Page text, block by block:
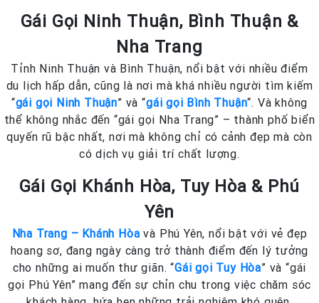
Gái Gọi Ninh Thuận, Bình Thuận &
Nha Trang
Tỉnh Ninh Thuận và Bình Thuận, nổi bật với nhiều điểm
du lịch hấp dẫn, cũng là nơi mà khá nhiều người tìm kiếm
“gái gọi Ninh Thuận” và “gái gọi Bình Thuận“. Và không
thể không nhắc đến “gái gọi Nha Trang” – thành phố biển
quyến rũ bậc nhất, nơi mà không chỉ có cảnh đẹp mà còn
có dịch vụ giải trí chất lượng.
Gái Gọi Khánh Hòa, Tuy Hòa & Phú
Yên
Nha Trang – Khánh Hòa và Phú Yên, nổi bật với vẻ đẹp
hoang sơ, đang ngày càng trở thành điểm đến lý tưởng
cho những ai muốn thư giãn. “Gái gọi Tuy Hòa” và “gái
gọi Phú Yên” mang đến sự chỉn chu trong việc chăm sóc